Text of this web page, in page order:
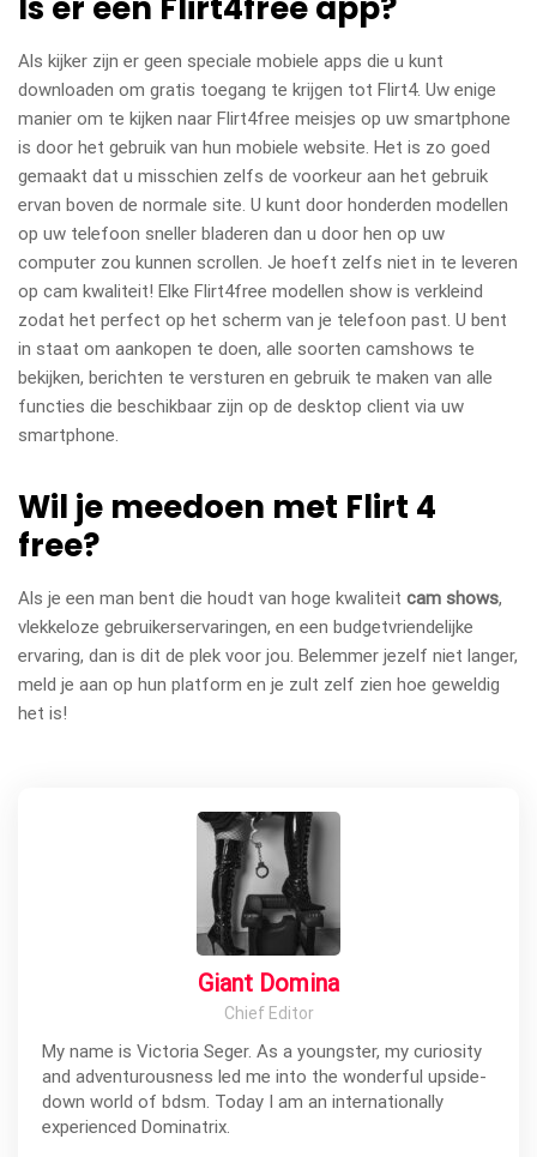
Als kijker zijn er geen speciale mobiele apps die u kunt
downloaden om gratis toegang te krijgen tot Flirt4. Uw enige
manier om te kijken naar Flirt4free meisjes op uw smartphone
is door het gebruik van hun mobiele website. Het is zo goed
gemaakt dat u misschien zelfs de voorkeur aan het gebruik
ervan boven de normale site. U kunt door honderden modellen
op uw telefoon sneller bladeren dan u door hen op uw
computer zou kunnen scrollen. Je hoeft zelfs niet in te leveren
op cam kwaliteit! Elke Flirt4free modellen show is verkleind
zodat het perfect op het scherm van je telefoon past. U bent
in staat om aankopen te doen, alle soorten camshows te
bekijken, berichten te versturen en gebruik te maken van alle
functies die beschikbaar zijn op de desktop client via uw
smartphone.
Wil je meedoen met Flirt 4
free?
Als je een man bent die houdt van hoge kwaliteit cam shows,
vlekkeloze gebruikerservaringen, en een budgetvriendelijke
ervaring, dan is dit de plek voor jou. Belemmer jezelf niet langer,
meld je aan op hun platform en je zult zelf zien hoe geweldig
het is!
Giant Domina
Chief Editor
My name is Victoria Seger. As a youngster, my curiosity
and adventurousness led me into the wonderful upside-
down world of bdsm. Today I am an internationally
experienced Dominatrix.